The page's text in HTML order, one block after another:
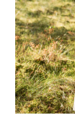
tootelehel.